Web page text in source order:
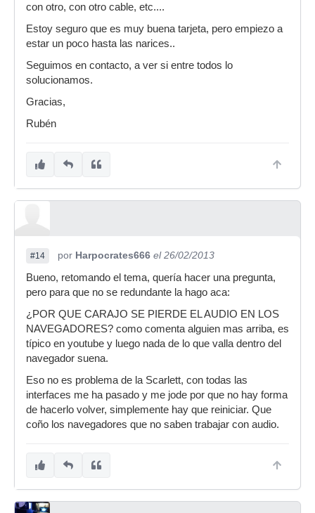
con otro, con otro cable, etc....
Estoy seguro que es muy buena tarjeta, pero empiezo a
estar un poco hasta las narices..
Seguimos en contacto, a ver si entre todos lo
solucionamos.
Gracias,
Rubén
#14 por Harpocrates666 el 26/02/2013
Bueno, retomando el tema, quería hacer una pregunta,
pero para que no se redundante la hago aca:
¿POR QUE CARAJO SE PIERDE EL AUDIO EN LOS
NAVEGADORES? como comenta alguien mas arriba, es
típico en youtube y luego nada de lo que valla dentro del
navegador suena.
Eso no es problema de la Scarlett, con todas las
interfaces me ha pasado y me jode por que no hay forma
de hacerlo volver, simplemente hay que reiniciar. Que
coño los navegadores que no saben trabajar con audio.